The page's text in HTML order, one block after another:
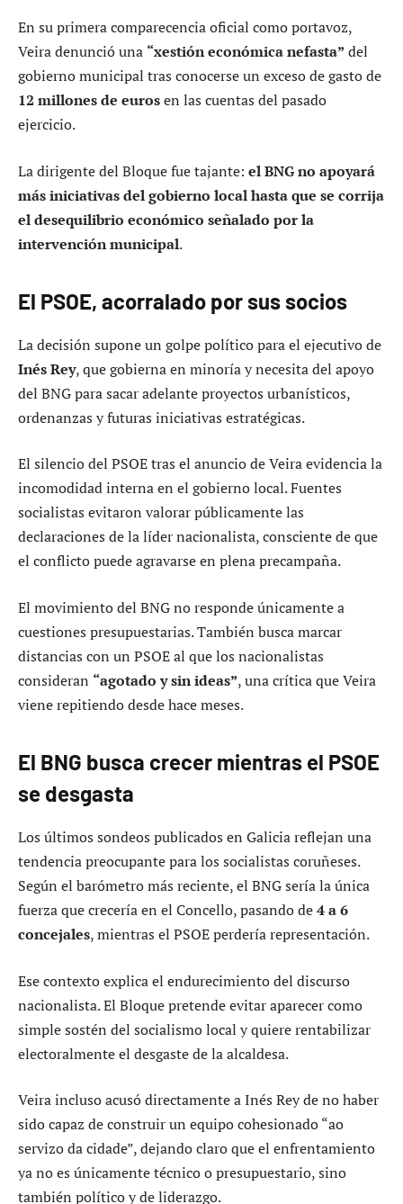
En su primera comparecencia oficial como portavoz,
Veira denunció una “xestión económica nefasta” del
gobierno municipal tras conocerse un exceso de gasto de
12 millones de eurosen las cuentas del pasado
ejercicio.
La dirigente del Bloque fue tajante: el BNG no apoyará
más iniciativas del gobierno local hasta que se corrija
el desequilibrio económico señalado por la
intervención municipal.
El PSOE, acorralado por sus socios
La decisión supone un golpe político para el ejecutivo de
Inés Rey, que gobierna en minoría y necesita del apoyo
del BNG para sacar adelante proyectos urbanísticos,
ordenanzas y futuras iniciativas estratégicas.
El silencio del PSOE tras el anuncio de Veira evidencia la
incomodidad interna en el gobierno local. Fuentes
socialistas evitaron valorar públicamente las
declaraciones de la líder nacionalista, consciente de que
el conflicto puede agravarse en plena precampaña.
El movimiento del BNG no responde únicamente a
cuestiones presupuestarias. También busca marcar
distancias con un PSOE al que los nacionalistas
consideran “agotado y sin ideas”, una crítica que Veira
viene repitiendo desde hace meses.
El BNG busca crecer mientras el PSOE
se desgasta
Los últimos sondeos publicados en Galicia reflejan una
tendencia preocupante para los socialistas coruñeses.
Según el barómetro más reciente, el BNG sería la única
fuerza que crecería en el Concello, pasando de4 a 6
concejales, mientras el PSOE perdería representación.
Ese contexto explica el endurecimiento del discurso
nacionalista. El Bloque pretende evitar aparecer como
simple sostén del socialismo local y quiere rentabilizar
electoralmente el desgaste de la alcaldesa.
Veira incluso acusó directamente a Inés Rey de no haber
sido capaz de construir un equipo cohesionado “ao
servizo da cidade”, dejando claro que el enfrentamiento
ya no es únicamente técnico o presupuestario, sino
también político y de liderazgo.